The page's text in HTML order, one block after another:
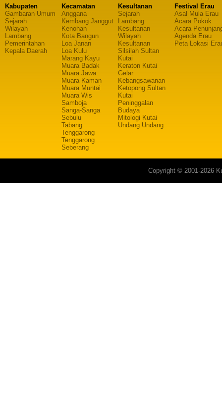
Kabupaten
Gambaran Umum
Sejarah
Wilayah
Lambang
Pemerintahan
Kepala Daerah
Kecamatan
Anggana
Kembang Janggut
Kenohan
Kota Bangun
Loa Janan
Loa Kulu
Marang Kayu
Muara Badak
Muara Jawa
Muara Kaman
Muara Muntai
Muara Wis
Samboja
Sanga-Sanga
Sebulu
Tabang
Tenggarong
Tenggarong
Seberang
Kesultanan
Sejarah
Lambang
Kesultanan
Wilayah
Kesultanan
Silsilah Sultan
Kutai
Keraton Kutai
Gelar
Kebangsawanan
Ketopong Sultan
Kutai
Peninggalan
Budaya
Mitologi Kutai
Undang Undang
Festival Erau
Asal Mula Erau
Acara Pokok
Acara
Agenda Erau
Peta Lokasi
Copyright © 2001-2026